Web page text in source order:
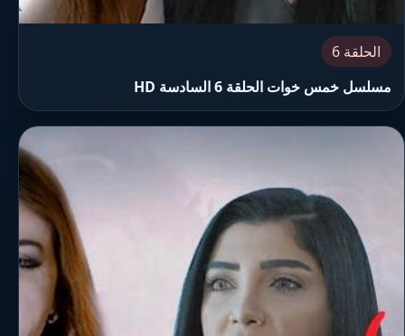
الحلقة 6
مسلسل خمس خوات الحلقة 6 السادسة HD